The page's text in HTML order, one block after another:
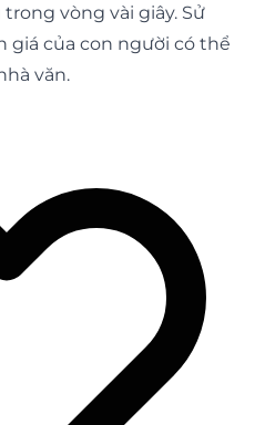
vòng vài giây. Sử
giá của con người có thể
văn.